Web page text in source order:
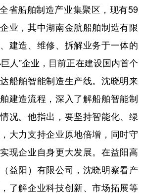
吉林 上海 江苏
安徽 福建 江西
河南 湖北 湖南
广西 海南 重庆
贵州 云南 西藏
船舶制造产业集聚区，现有59
业，其中湖南金航船舶制造有限
建造、维修、拆解业务于一体的
人”企业，目前正在建设国内首个
船舶智能制造生产线。沈晓明来
建造流程，深入了解船舶智能制
况。他指出，要坚持智能化、绿
大力支持企业原地倍增，同时守
现企业自身更大发展。在益阳高
益阳）有限公司，沈晓明察看产
了解企业科技创新、市场拓展等